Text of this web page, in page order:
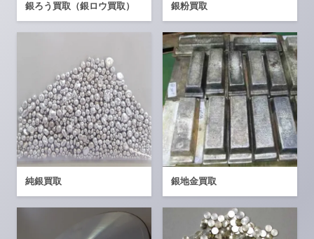
銀ろう買取（銀ロウ買取） 銀粉買取
純銀買取 銀地金買取